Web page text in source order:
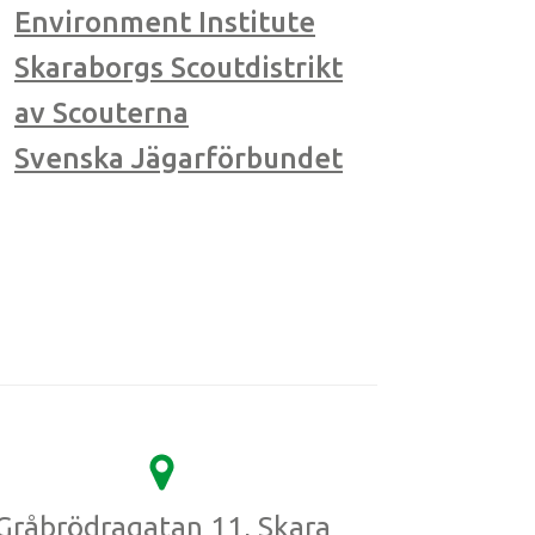
Environment Institute
Skaraborgs Scoutdistrikt
av Scouterna
Svenska Jägarförbundet
11, Skara